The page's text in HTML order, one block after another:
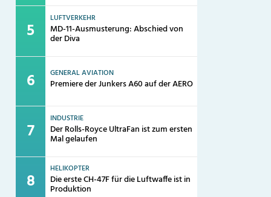
LUFTVERKEHR
MD-11-Ausmusterung: Abschied von
der Diva
GENERAL AVIATION
Premiere der Junkers A60 auf der AERO
INDUSTRIE
Der Rolls-Royce UltraFan ist zum ersten
Mal gelaufen
HELIKOPTER
Die erste CH-47F für die Luftwaffe ist in
Produktion